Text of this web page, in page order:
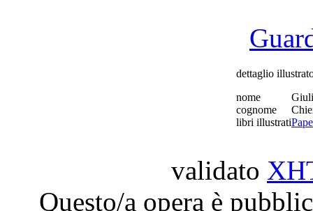
dettaglio
nome
cognome
libri illustrati
validato
Questo/a opera è